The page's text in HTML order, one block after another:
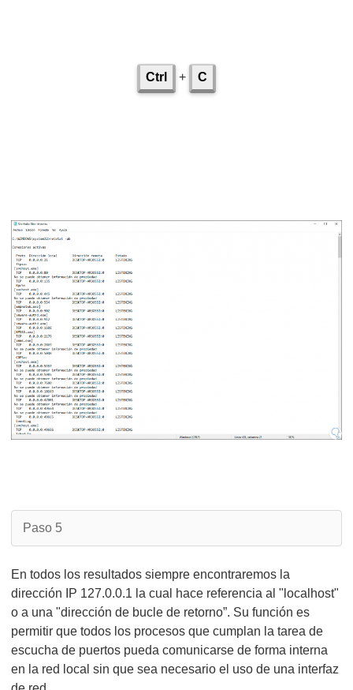
Ctrl + C
Paso 5
En todos los resultados siempre encontraremos la
dirección IP 127.0.0.1 la cual hace referencia al "localhost"
o a una "dirección de bucle de retorno”. Su función es
permitir que todos los procesos que cumplan la tarea de
escucha de puertos pueda comunicarse de forma interna
en la red local sin que sea necesario el uso de una interfaz